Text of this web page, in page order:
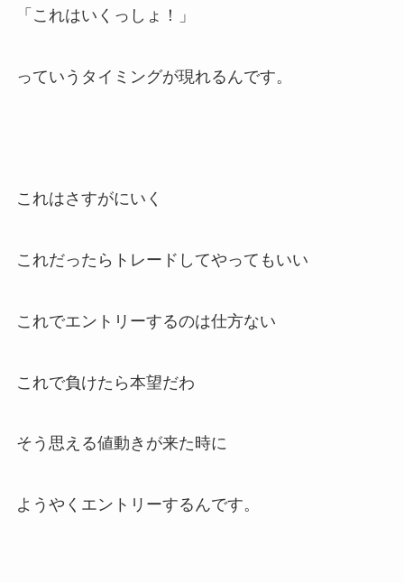
「これはいくっしょ！」
っていうタイミングが現れるんです。
これはさすがにいく
これだったらトレードしてやってもいい
これでエントリーするのは仕方ない
これで負けたら本望だわ
そう思える値動きが来た時に
ようやくエントリーするんです。